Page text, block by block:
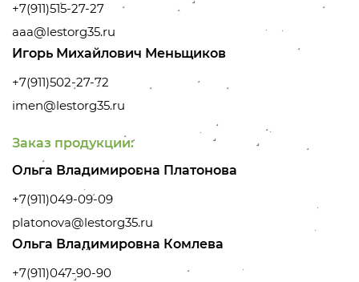
+7(911)515-27-27
aaa@lestorg35.ru
Игорь Михайлович Меньщиков
+7(911)502-27-72
imen@lestorg35.ru
Заказ продукции:
Ольга Владимировна Платонова
+7(911)049-09-09
platonova@lestorg35.ru
Ольга Владимировна Комлева
+7(911)047-90-90